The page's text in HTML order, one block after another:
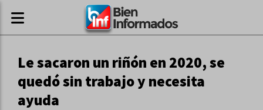
Le sacaron un riñón en 2020, se
quedó sin trabajo y necesita
ayuda